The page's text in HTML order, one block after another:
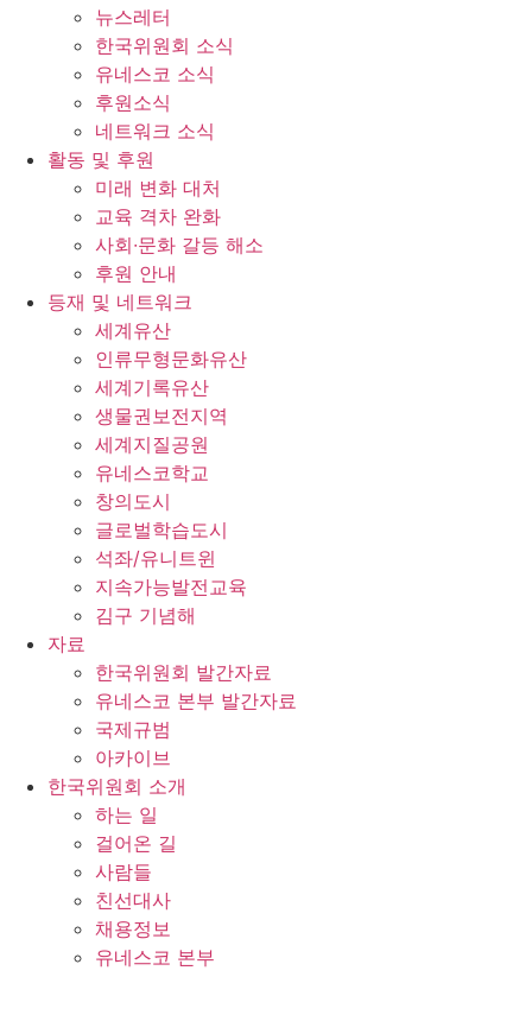
뉴스레터
한국위원회 소식
유네스코 소식
후원소식
네트워크 소식
활동 및 후원
미래 변화 대처
교육 격차 완화
사회∙문화 갈등 해소
후원 안내
등재 및 네트워크
세계유산
인류무형문화유산
세계기록유산
생물권보전지역
세계지질공원
유네스코학교
창의도시
글로벌학습도시
석좌/유니트윈
지속가능발전교육
김구 기념해
자료
한국위원회 발간자료
유네스코 본부 발간자료
국제규범
아카이브
한국위원회 소개
하는 일
걸어온 길
사람들
친선대사
채용정보
유네스코 본부